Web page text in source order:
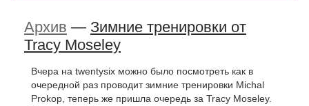
Архив — Зимние тренировки от
Tracy Moseley
Вчера на twentysix можно было посмотреть как в
очередной раз проводит зимние тренировки Michal
Prokop, теперь же пришла очередь за Tracy Moseley.